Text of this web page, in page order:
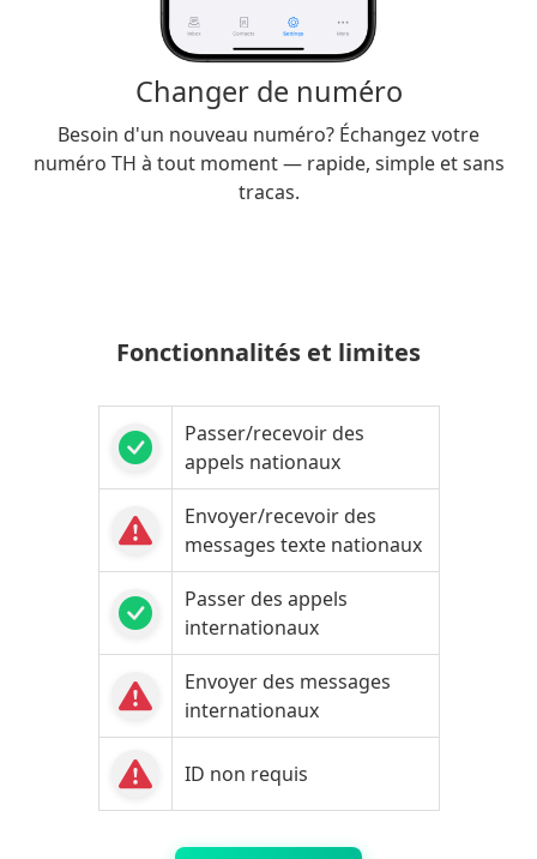
Changer de numéro
Besoin d'un nouveau numéro? Échangez votre
numéro TH à tout moment — rapide, simple et sans
tracas.
Fonctionnalités et limites
Passer/recevoir des
appels nationaux
Envoyer/recevoir des
messages texte nationaux
Passer des appels
internationaux
Envoyer des messages
internationaux
ID non requis